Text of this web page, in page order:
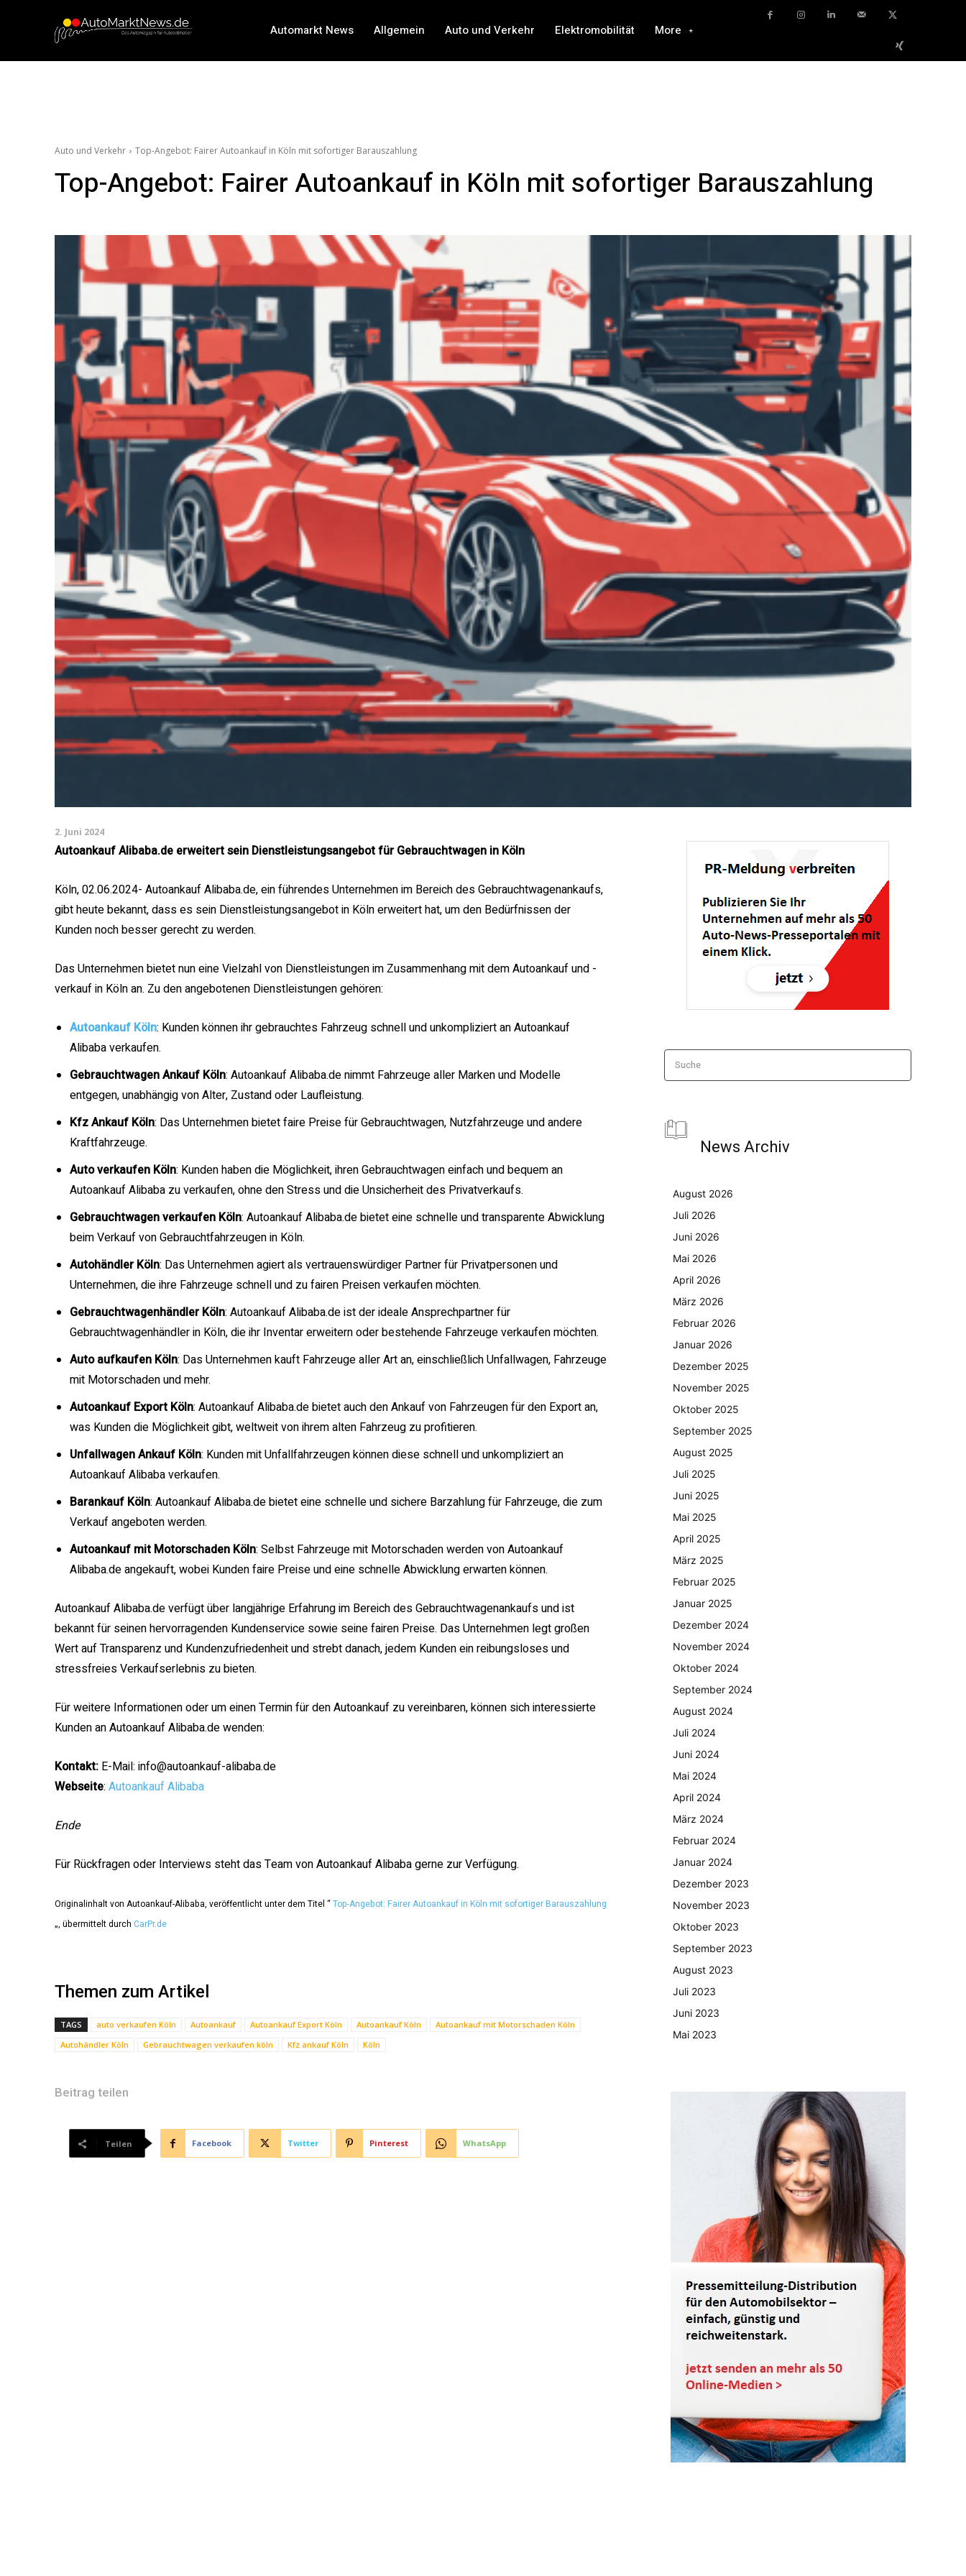
Automarkt News Allgemein Auto und Verkehr Elektromobilität More
Auto und Verkehr Top-Angebot: Fairer Autoankauf in Köln mit sofortiger Barauszahlung
Top-Angebot: Fairer Autoankauf in Köln mit sofortiger Barauszahlung
2. Juni 2024
Autoankauf Alibaba.de erweitert sein Dienstleistungsangebot für Gebrauchtwagen in Köln
Köln, 02.06.2024- Autoankauf Alibaba.de, ein führendes Unternehmen im Bereich des Gebrauchtwagenankaufs,
gibt heute bekannt, dass es sein Dienstleistungsangebot in Köln erweitert hat, um den Bedürfnissen der
Kunden noch besser gerecht zu werden.
Das Unternehmen bietet nun eine Vielzahl von Dienstleistungen im Zusammenhang mit dem Autoankauf und -
verkauf in Köln an. Zu den angebotenen Dienstleistungen gehören:
Autoankauf Köln: Kunden können ihr gebrauchtes Fahrzeug schnell und unkompliziert an Autoankauf
Alibaba verkaufen.
Gebrauchtwagen Ankauf Köln: Autoankauf Alibaba.de nimmt Fahrzeuge aller Marken und Modelle
entgegen, unabhängig von Alter, Zustand oder Laufleistung.
Kfz Ankauf Köln: Das Unternehmen bietet faire Preise für Gebrauchtwagen, Nutzfahrzeuge und andere
Kraftfahrzeuge.
Auto verkaufen Köln: Kunden haben die Möglichkeit, ihren Gebrauchtwagen einfach und bequem an
Autoankauf Alibaba zu verkaufen, ohne den Stress und die Unsicherheit des Privatverkaufs.
Gebrauchtwagen verkaufen Köln: Autoankauf Alibaba.de bietet eine schnelle und transparente Abwicklung
beim Verkauf von Gebrauchtfahrzeugen in Köln.
Autohändler Köln: Das Unternehmen agiert als vertrauenswürdiger Partner für Privatpersonen und
Unternehmen, die ihre Fahrzeuge schnell und zu fairen Preisen verkaufen möchten.
Gebrauchtwagenhändler Köln: Autoankauf Alibaba.de ist der ideale Ansprechpartner für
Gebrauchtwagenhändler in Köln, die ihr Inventar erweitern oder bestehende Fahrzeuge verkaufen möchten.
Auto aufkaufen Köln: Das Unternehmen kauft Fahrzeuge aller Art an, einschließlich Unfallwagen, Fahrzeuge
mit Motorschaden und mehr.
Autoankauf Export Köln: Autoankauf Alibaba.de bietet auch den Ankauf von Fahrzeugen für den Export an,
was Kunden die Möglichkeit gibt, weltweit von ihrem alten Fahrzeug zu profitieren.
Unfallwagen Ankauf Köln: Kunden mit Unfallfahrzeugen können diese schnell und unkompliziert an
Autoankauf Alibaba verkaufen.
Barankauf Köln: Autoankauf Alibaba.de bietet eine schnelle und sichere Barzahlung für Fahrzeuge, die zum
Verkauf angeboten werden.
Autoankauf mit Motorschaden Köln: Selbst Fahrzeuge mit Motorschaden werden von Autoankauf
Alibaba.de angekauft, wobei Kunden faire Preise und eine schnelle Abwicklung erwarten können.
Autoankauf Alibaba.de verfügt über langjährige Erfahrung im Bereich des Gebrauchtwagenankaufs und ist
bekannt für seinen hervorragenden Kundenservice sowie seine fairen Preise. Das Unternehmen legt großen
Wert auf Transparenz und Kundenzufriedenheit und strebt danach, jedem Kunden ein reibungsloses und
stressfreies Verkaufserlebnis zu bieten.
Für weitere Informationen oder um einen Termin für den Autoankauf zu vereinbaren, können sich interessierte
Kunden an Autoankauf Alibaba.de wenden:
Kontakt: E-Mail: info@autoankauf-alibaba.de
Webseite: Autoankauf Alibaba
Ende
Für Rückfragen oder Interviews steht das Team von Autoankauf Alibaba gerne zur Verfügung.
Originalinhalt von Autoankauf-Alibaba, veröffentlicht unter dem Titel “Top-Angebot: Fairer Autoankauf in Köln mit sofortiger Barauszahlung
„, übermittelt durch CarPr.de
Themen zum Artikel
TAGS auto verkaufen Köln Autoankauf Autoankauf Export Köln Autoankauf Köln
Autoankauf mit Motorschaden Köln
Autohändler Köln
Gebrauchtwagen verkaufen köln Kfz ankauf Köln Köln
Beitrag teilen
Teilen Facebook Twitter Pinterest WhatsApp
Suche
News Archiv
August 2026
Juli 2026
Juni 2026
Mai 2026
April 2026
März 2026
Februar 2026
Januar 2026
Dezember 2025
November 2025
Oktober 2025
September 2025
August 2025
Juli 2025
Juni 2025
Mai 2025
April 2025
März 2025
Februar 2025
Januar 2025
Dezember 2024
November 2024
Oktober 2024
September 2024
August 2024
Juli 2024
Juni 2024
Mai 2024
April 2024
März 2024
Februar 2024
Januar 2024
Dezember 2023
November 2023
Oktober 2023
September 2023
August 2023
Juli 2023
Juni 2023
Mai 2023